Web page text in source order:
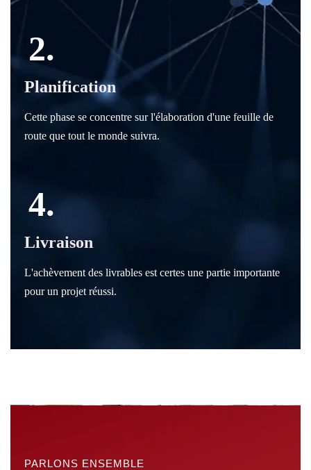
2.
Planification
Cette phase se concentre sur l'élaboration d'une feuille de
route que tout le monde suivra.
4.
Livraison
L'achèvement des livrables est certes une partie importante
pour un projet réussi.
PARLONS ENSEMBLE